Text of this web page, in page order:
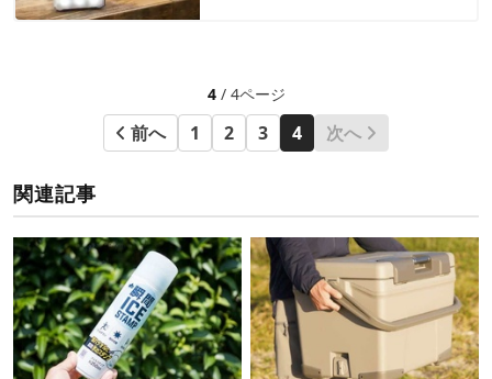
4/ 4ページ
前へ 1 2 3 4 次へ
関連記事